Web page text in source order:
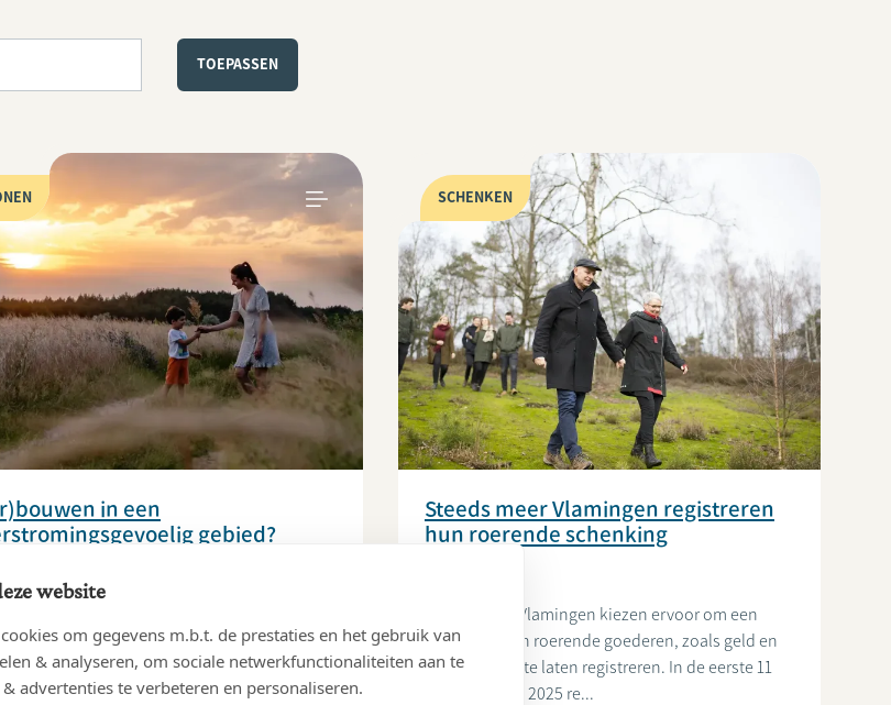
in een
gebied?
in overstromingsgevoelig gebied,
best de overstromingskans van het perceel
van naderbij...
SCHENKEN
Steeds meer Vlamingen registreren
hun roerende schenking
Steeds meer Vlamingen kiezen ervoor om een
schenking van roerende goederen, zoals geld en
beleggingen, te laten registreren. In de eerste 11
maanden van 2025 re...
website
om gegevens m.b.t. de prestaties en het gebruik van
& analyseren, om sociale netwerkfunctionaliteiten aan te
advertenties te verbeteren en personaliseren.